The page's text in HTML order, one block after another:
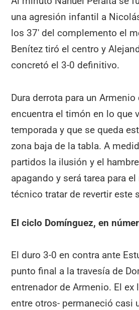
una agresión infantil a
los 37′ del complemento el
Benítez tiró el centro y
concretó el 3-0 definitivo.
Dura derrota para un
encuentra el timón en lo que
temporada y que se queda
zona baja de la tabla. A
partidos la ilusión y el
apagando y será tarea para
técnico tratar de revertir este
El ciclo Domínguez, en
El duro 3-0 en contra ante
punto final a la travesía de
entrenador de Armenio. El ex
entre otros- permaneció casi